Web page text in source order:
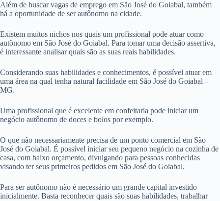
Além de buscar vagas de emprego em São José do Goiabal, também
há a oportunidade de ser autônomo na cidade.
Existem muitos nichos nos quais um profissional pode atuar como
autônomo em São José do Goiabal. Para tomar uma decisão assertiva,
é interessante analisar quais são as suas reais habilidades.
Considerando suas habilidades e conhecimentos, é possível atuar em
uma área na qual tenha natural facilidade em São José do Goiabal –
MG.
Uma profissional que é excelente em confeitaria pode iniciar um
negócio autônomo de doces e bolos por exemplo.
O que não necessariamente precisa de um ponto comercial em São
José do Goiabal. É possível iniciar seu pequeno negócio na cozinha de
casa, com baixo orçamento, divulgando para pessoas conhecidas
visando ter seus primeiros pedidos em São José do Goiabal.
Para ser autônomo não é necessário um grande capital investido
inicialmente. Basta reconhecer quais são suas habilidades, trabalhar